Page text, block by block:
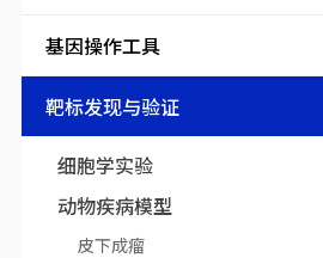
基因操作工具
靶标发现与验证
细胞学实验
动物疾病模型
皮下成瘤